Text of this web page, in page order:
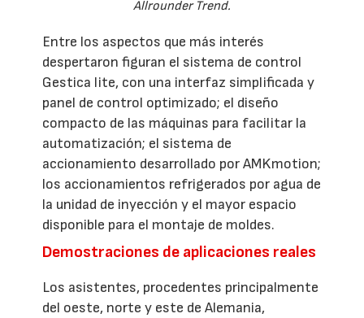
Allrounder Trend.
Entre los aspectos que más interés
despertaron figuran el sistema de control
Gestica lite, con una interfaz simplificada y
panel de control optimizado; el diseño
compacto de las máquinas para facilitar la
automatización; el sistema de
accionamiento desarrollado por AMKmotion;
los accionamientos refrigerados por agua de
la unidad de inyección y el mayor espacio
disponible para el montaje de moldes.
Demostraciones de aplicaciones reales
Los asistentes, procedentes principalmente
del oeste, norte y este de Alemania,